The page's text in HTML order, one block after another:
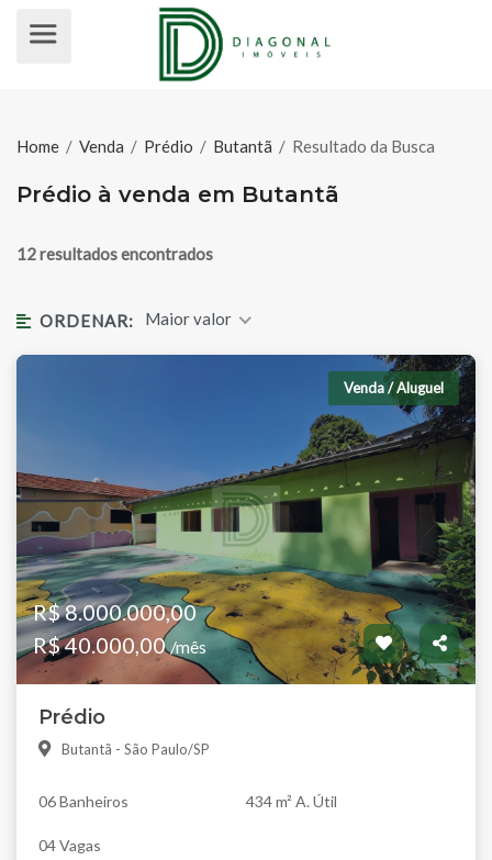
Home / Venda / Prédio / Butantã / Resultado da Busca
Prédio à venda em Butantã
12 resultados encontrados
ORDENAR: Maior valor
Venda / Aluguel
R$ 8.000.000,00
R$ 40.000,00/mês
Prédio
Butantã - São Paulo/SP
06 Banheiros 434 m² A. Útil
04 Vagas